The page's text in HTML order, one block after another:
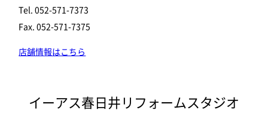
Tel. 052-571-7373
Fax. 052-571-7375
店舗情報はこちら
イーアス春日井リフォームスタジオ